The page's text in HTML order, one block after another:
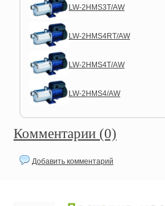
LW-2HMS3T/AW
LW-2HMS4RT/AW
LW-2HMS4T/AW
LW-2HMS4/AW
Комментарии (0)
Добавить комментарий